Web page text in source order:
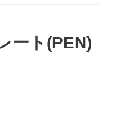
ート(PEN)